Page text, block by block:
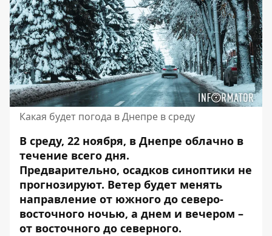
Какая будет погода в Днепре в среду
В среду, 22 ноября, в Днепре облачно в
течение всего дня.
Предварительно, осадков синоптики не
прогнозируют. Ветер будет менять
направление от южного до северо-
восточного ночью, а днем ​​и вечером –
от восточного до северного.